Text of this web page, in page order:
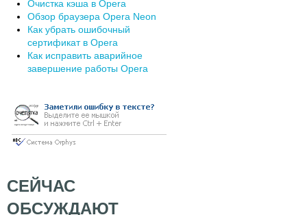
Очистка кэша в Opera
Обзор браузера Opera Neon
Как убрать ошибочный
сертификат в Opera
Как исправить аварийное
завершение работы Opera
СЕЙЧАС
ОБСУЖДАЮТ